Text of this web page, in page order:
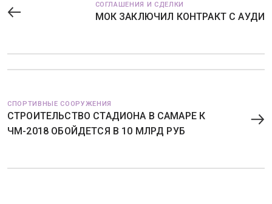
СОГЛАШЕНИЯ И СДЕЛКИ
МОК ЗАКЛЮЧИЛ КОНТРАКТ С АУДИ
СПОРТИВНЫЕ СООРУЖЕНИЯ
СТРОИТЕЛЬСТВО СТАДИОНА В САМАРЕ К
ЧМ-2018 ОБОЙДЕТСЯ В 10 МЛРД РУБ